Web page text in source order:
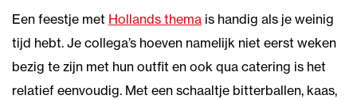
Een feestje met Hollands thema is handig als je weinig
tijd hebt. Je collega’s hoeven namelijk niet eerst weken
bezig te zijn met hun outfit en ook qua catering is het
relatief eenvoudig. Met een schaaltje bitterballen, kaas,